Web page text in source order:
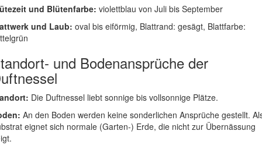
und Blütenfarbe: violettblau von Juli bis September
und Laub: oval bis eiförmig, Blattrand: gesägt, Blattfarbe:
und Bodenansprüche der
Die Duftnessel liebt sonnige bis vollsonnige Plätze.
An den Boden werden keine sonderlichen Ansprüche gestellt.
eignet sich normale (Garten-) Erde, die nicht zur Übernässung